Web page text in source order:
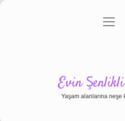
Gizlilik
Evin
Yaşam alanlarına neşe